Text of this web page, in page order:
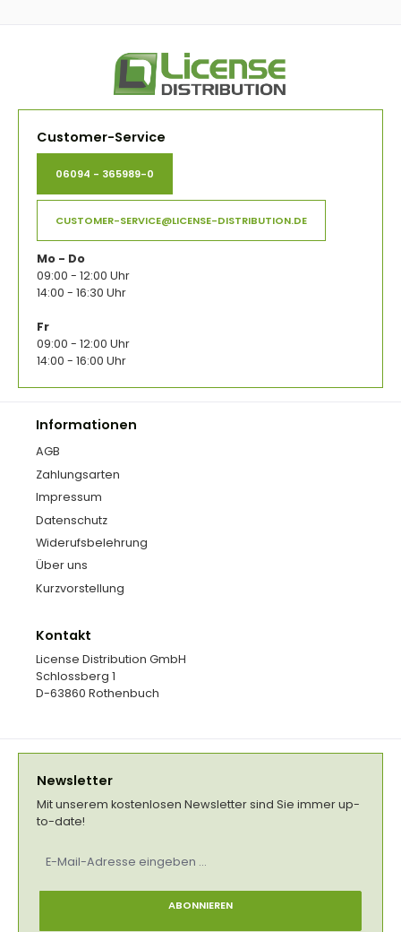
Customer-Service
06094 - 365989-0
CUSTOMER-SERVICE@LICENSE-DISTRIBUTION.DE
Mo - Do
09:00 - 12:00 Uhr
14:00 - 16:30 Uhr
Fr
09:00 - 12:00 Uhr
14:00 - 16:00 Uhr
Informationen
AGB
Zahlungsarten
Impressum
Datenschutz
Widerufsbelehrung
Über uns
Kurzvorstellung
Kontakt
License Distribution GmbH
Schlossberg 1
D-63860 Rothenbuch
Newsletter
Mit unserem kostenlosen Newsletter sind Sie immer up-
to-date!
Mail-
ABONNIEREN